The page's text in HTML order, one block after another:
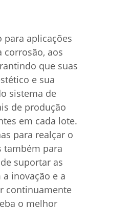
aplicações
corrosão, aos
que suas
e sua
sistema de
de produção
em cada lote.
para realçar o
também para
suportar as
inovação e a
continuamente
o melhor